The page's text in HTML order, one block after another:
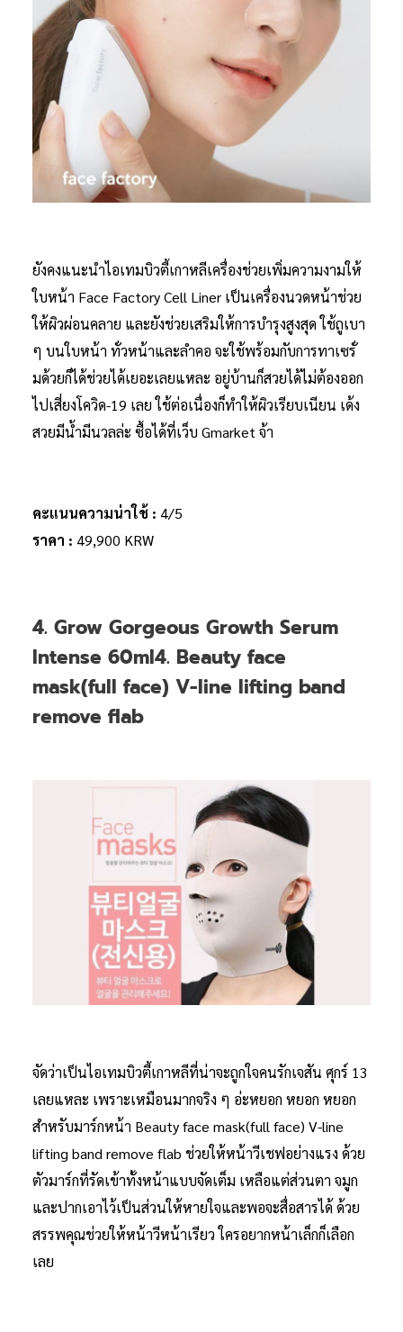
ยังคงแนะนำไอเทมบิวตี้เกาหลีเครื่องช่วยเพิ่มความงามให้
ใบหน้า Face Factory Cell Liner เป็นเครื่องนวดหน้าช่วย
ให้ผิวผ่อนคลาย และยังช่วยเสริมให้การบำรุงสูงสุด ใช้ถูเบา
ๆ บนใบหน้า ทั่วหน้าและลำคอ จะใช้พร้อมกับการทาเซรั่
มด้วยก็ได้ช่วยได้เยอะเลยแหละ อยู่บ้านก็สวยได้ไม่ต้องออก
ไปเสี่ยงโควิด-19 เลย ใช้ต่อเนื่องก็ทำให้ผิวเรียบเนียน เด้ง
สวยมีน้ำมีนวลล่ะ ซื้อได้ที่เว็บ Gmarket จ้า
คะแนนความน่าใช้ : 4/5
ราคา : 49,900 KRW
4. Grow Gorgeous Growth Serum
Intense 60ml4. Beauty face
mask(full face) V-line lifting band
remove flab
จัดว่าเป็นไอเทมบิวตี้เกาหลีที่น่าจะถูกใจคนรักเจสัน ศุกร์ 13
เลยแหละ เพราะเหมือนมากจริง ๆ อ่ะหยอก หยอก หยอก
สำหรับมาร์กหน้า Beauty face mask(full face) V-line
lifting band remove flab ช่วยให้หน้าวีเชฟอย่างแรง ด้วย
ตัวมาร์กที่รัดเข้าทั้งหน้าแบบจัดเต็ม เหลือแต่ส่วนตา จมูก
และปากเอาไว้เป็นส่วนให้หายใจและพอจะสื่อสารได้ ด้วย
สรรพคุณช่วยให้หน้าวีหน้าเรียว ใครอยากหน้าเล็กก็เลือก
เลย